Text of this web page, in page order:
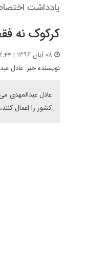
یادداشت
کرکوک نه
نویسنده خبر: عادل
عادل عبدالمهدی
کشور را اعمال